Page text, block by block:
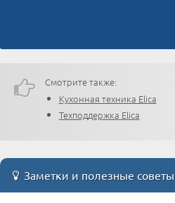
Смотрите также:
Кухонная техника Elica
Техподдержка Elica
Заметки и полезные советы